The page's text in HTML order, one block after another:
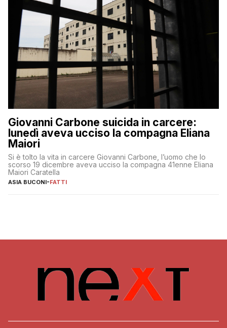
Giovanni Carbone suicida in carcere:
lunedì aveva ucciso la compagna Eliana
Maiori
Si è tolto la vita in carcere Giovanni Carbone, l’uomo che lo
scorso 19 dicembre aveva ucciso la compagna 41enne Eliana
Maiori Caratella
ASIA BUCONI-FATTI